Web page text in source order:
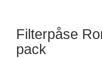
Filterpåse
pack